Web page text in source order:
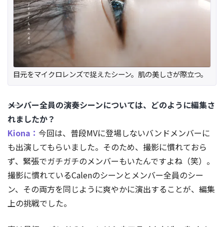
目元をマイクロレンズで捉えたシーン。肌の美しさが際立つ。
――メンバー全員の演奏シーンについては、どのように編集さ
れましたか？
Kiona： 今回は、普段MVに登場しないバンドメンバーに
も出演してもらいました。そのため、撮影に慣れておら
ず、緊張でガチガチのメンバーもいたんですよね（笑）。
撮影に慣れているCalenのシーンとメンバー全員のシー
ン、その両方を同じように爽やかに演出することが、編集
上の挑戦でした。